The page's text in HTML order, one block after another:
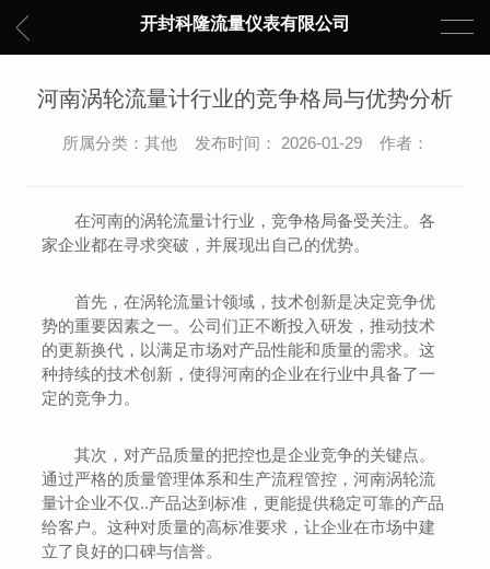
开封科隆流量仪表有限公司
河南涡轮流量计行业的竞争格局与优势分析
所属分类：其他 发布时间： 2026-01-29 作者：
在河南的涡轮流量计行业，竞争格局备受关注。各
家企业都在寻求突破，并展现出自己的优势。
首先，在涡轮流量计领域，技术创新是决定竞争优
势的重要因素之一。公司们正不断投入研发，推动技术
的更新换代，以满足市场对产品性能和质量的需求。这
种持续的技术创新，使得河南的企业在行业中具备了一
定的竞争力。
其次，对产品质量的把控也是企业竞争的关键点。
通过严格的质量管理体系和生产流程管控，河南涡轮流
量计企业不仅..产品达到标准，更能提供稳定可靠的产品
给客户。这种对质量的高标准要求，让企业在市场中建
立了良好的口碑与信誉。